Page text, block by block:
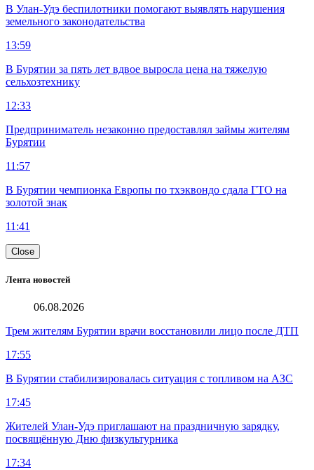
В Улан-Удэ беспилотники помогают выявлять нарушения
земельного законодательства
13:59
В Бурятии за пять лет вдвое выросла цена на тяжелую
сельхозтехнику
12:33
Предприниматель незаконно предоставлял займы жителям
Бурятии
11:57
В Бурятии чемпионка Европы по тхэквондо сдала ГТО на
золотой знак
11:41
Close
Лента новостей
06.08.2026
Трем жителям Бурятии врачи восстановили лицо после ДТП
17:55
В Бурятии стабилизировалась ситуация с топливом на АЗС
17:45
Жителей Улан-Удэ приглашают на праздничную зарядку,
посвящённую Дню физкультурника
17:34